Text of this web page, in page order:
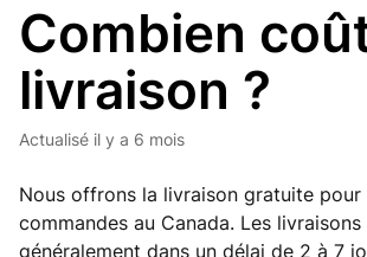
Combien
livraison ?
Actualisé il y a 6 mois
Nous offrons la livraison gratuite pour
commandes au Canada. Les
généralement dans un délai de 2 à 7